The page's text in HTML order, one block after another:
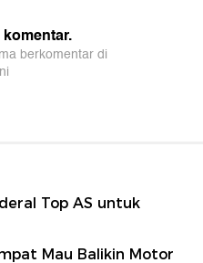
Top AS untuk
Mau Balikin Motor